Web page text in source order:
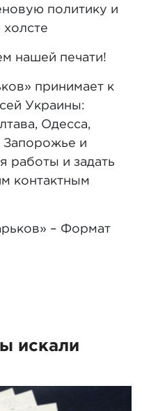
политику и
холсте
нашей печати!
принимает к
Украины:
Одесса,
Запорожье и
работы и задать
контактным
– Формат
искали